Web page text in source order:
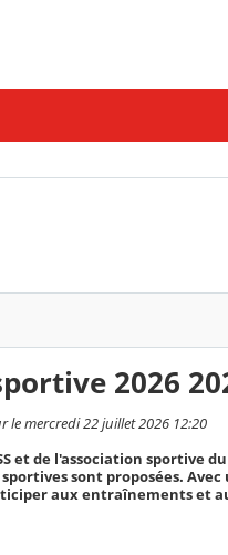
2026
le mercredi 22 juillet 2026 12:20
et de l'association sportive
sont proposées. Avec
aux entraînements et